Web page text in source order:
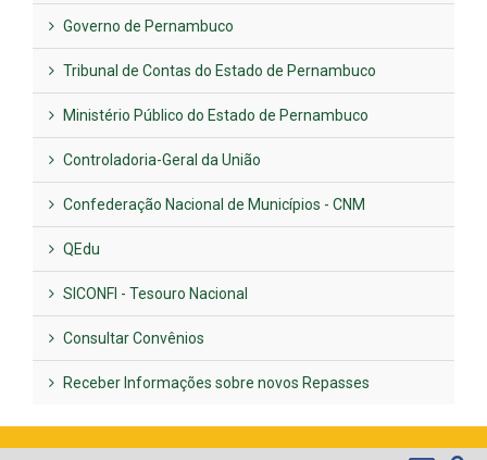
Governo de Pernambuco
Tribunal de Contas do Estado de Pernambuco
Ministério Público do Estado de Pernambuco
Controladoria-Geral da União
Confederação Nacional de Municípios - CNM
QEdu
SICONFI - Tesouro Nacional
Consultar Convênios
Receber Informações sobre novos Repasses